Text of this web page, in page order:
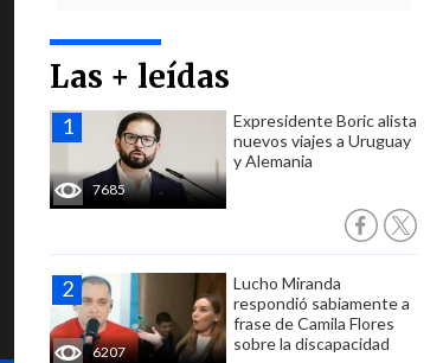
Las + leídas
7685
Expresidente Boric alista
nuevos viajes a Uruguay
y Alemania
6207
Lucho Miranda
respondió sabiamente a
frase de Camila Flores
sobre la discapacidad